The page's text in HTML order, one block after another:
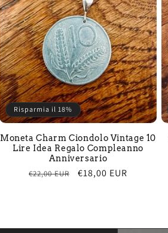
Risparmia il 18%
Moneta Charm Ciondolo Vintage 10
Lire Idea Regalo Compleanno
Anniversario
Prezzo
€22,00 EUR
Prezzo
€18,00 EUR